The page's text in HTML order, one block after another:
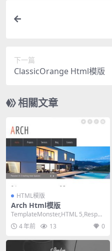
下一篇
ClassicOrange Html模版
相關文章
HTML模版
Arch Html模版
TemplateMonster,HTML 5,Respon
sive, Mixed...
4 年前 13 0